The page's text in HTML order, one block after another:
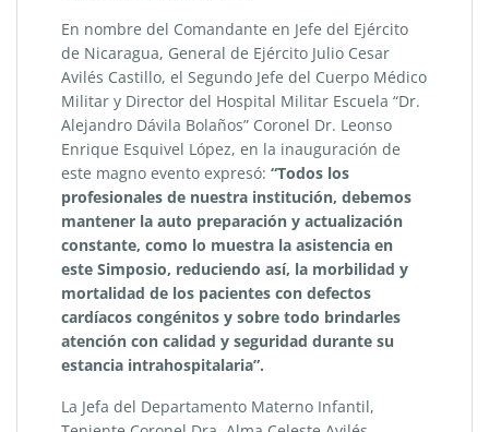
En nombre del Comandante en Jefe del Ejército
de Nicaragua, General de Ejército Julio Cesar
Avilés Castillo, el Segundo Jefe del Cuerpo Médico
Militar y Director del Hospital Militar Escuela “Dr.
Alejandro Dávila Bolaños” Coronel Dr. Leonso
Enrique Esquivel López, en la inauguración de
este magno evento expresó: “Todos los
profesionales de nuestra institución, debemos
mantener la auto preparación y actualización
constante, como lo muestra la asistencia en
este Simposio, reduciendo así, la morbilidad y
mortalidad de los pacientes con defectos
cardíacos congénitos y sobre todo brindarles
atención con calidad y seguridad durante su
estancia intrahospitalaria”.
La Jefa del Departamento Materno Infantil,